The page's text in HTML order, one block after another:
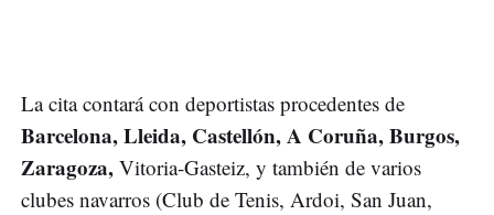
La cita contará con deportistas procedentes de
Barcelona, Lleida, Castellón, A Coruña, Burgos,
Zaragoza, Vitoria-Gasteiz, y también de varios
clubes navarros (Club de Tenis, Ardoi, San Juan,